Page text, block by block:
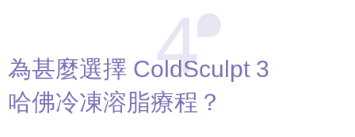
4
為甚麼選擇 ColdSculpt 3
哈佛冷凍溶脂療程？